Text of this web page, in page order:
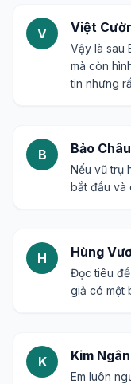
V Việt
Vậy là sau
mà còn
tin nhưng
B Bảo Châu
Nếu vũ trụ
bắt đầu và
H Hùng
Đọc tiêu
giả có một
K Kim Ngân
Em luôn